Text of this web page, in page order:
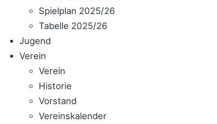
Spielplan 2025/26
Tabelle 2025/26
Jugend
Verein
Verein
Historie
Vorstand
Vereinskalender